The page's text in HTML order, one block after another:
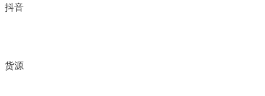
抖音
货源